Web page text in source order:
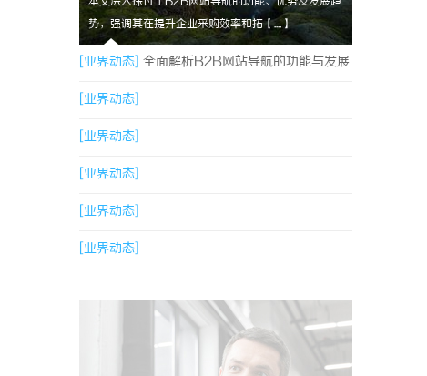
势，强调其在提升企业采购效率和拓【....】
[业界动态] 全面解析B2B网站导航的功能与发展
趋势
[业界动态]
[业界动态]
[业界动态]
[业界动态]
[业界动态]